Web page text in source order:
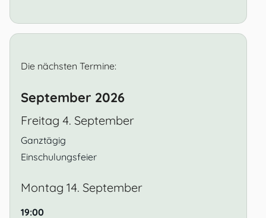
Die nächsten Termine:
September 2026
Freitag 4. September
Ganztägig
Einschulungsfeier
Montag 14. September
19:00